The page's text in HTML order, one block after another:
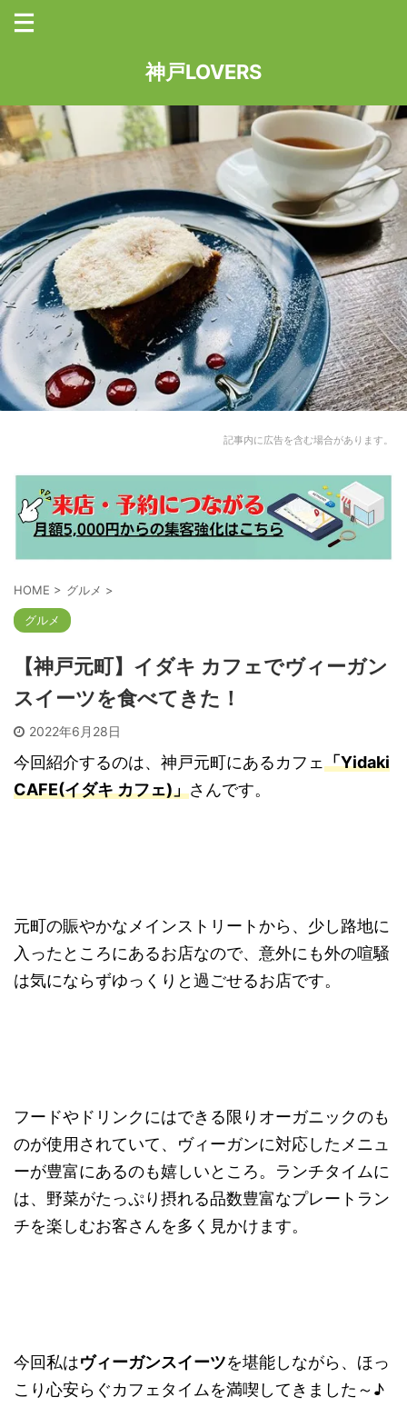
神戸LOVERS
記事内に広告を含む場合があります。
HOME > グルメ >
グルメ
【神戸元町】イダキ カフェでヴィーガン
スイーツを食べてきた！
2022年6月28日
今回紹介するのは、神戸元町にあるカフェ「Yidaki
CAFE(イダキ カフェ)」さんです。
元町の賑やかなメインストリートから、少し路地に
入ったところにあるお店なので、意外にも外の喧騒
は気にならずゆっくりと過ごせるお店です。
フードやドリンクにはできる限りオーガニックのも
のが使用されていて、ヴィーガンに対応したメニュ
ーが豊富にあるのも嬉しいところ。ランチタイムに
は、野菜がたっぷり摂れる品数豊富なプレートラン
チを楽しむお客さんを多く見かけます。
今回私はヴィーガンスイーツを堪能しながら、ほっ
こり心安らぐカフェタイムを満喫してきました～♪